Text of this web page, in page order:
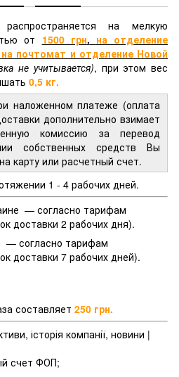
распространяется на мелкую
от 1500 грн. на отделение
на почтомат и отделение Новой
не учитывается), при этом вес
0,5 кг.
наложенном платеже (оплата
дополнительно взимает
комиссию за перевод
собственных средств Вы
карту или расчетный счет.
1 - 4 рабочих дней.
— согласно тарифам
доставки 2 рабочих дня).
— согласно тарифам
доставки 7 рабочих дней).
составляет 250 грн.
счет ФОП;